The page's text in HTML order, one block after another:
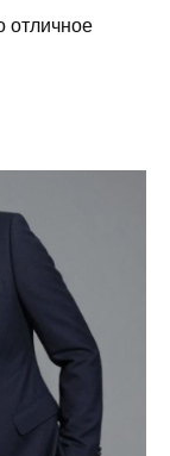
отличное